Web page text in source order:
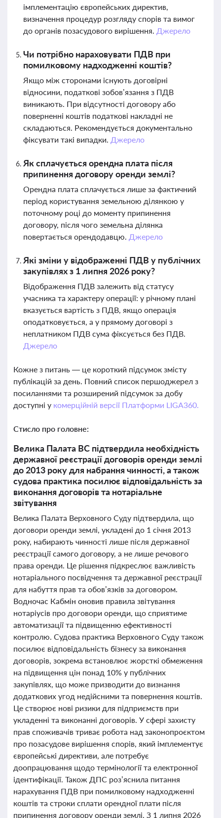
імплементацію європейських директив,
визначення процедур розгляду спорів та вимог
до органів позасудового вирішення. Джерело
Чи потрібно нараховувати ПДВ при
помилковому надходженні коштів?
Якщо між сторонами існують договірні
відносини, податкові зобов’язання з ПДВ
виникають. При відсутності договору або
поверненні коштів податкові накладні не
складаються. Рекомендується документально
фіксувати такі випадки. Джерело
Як сплачується орендна плата після
припинення договору оренди землі?
Орендна плата сплачується лише за фактичний
період користування земельною ділянкою у
поточному році до моменту припинення
договору, після чого земельна ділянка
повертається орендодавцю. Джерело
Які зміни у відображенні ПДВ у публічних
закупівлях з 1 липня 2026 року?
Відображення ПДВ залежить від статусу
учасника та характеру операції: у річному плані
вказується вартість з ПДВ, якщо операція
оподатковується, а у прямому договорі з
неплатником ПДВ сума фіксується без ПДВ.
Джерело
Кожне з питань — це короткий підсумок змісту
публікацій за день. Повний список першоджерел з
посиланнями та розширений підсумок за добу
доступні у комерційній версії Платформи LIGA360.
Стисло про головне:
Велика Палата ВС підтвердила необхідність
державної реєстрації договорів оренди землі
до 2013 року для набрання чинності, а також
судова практика посилює відповідальність за
виконання договорів та нотаріальне
звітування
Велика Палата Верховного Суду підтвердила, що
договори оренди землі, укладені до 1 січня 2013
року, набирають чинності лише після державної
реєстрації самого договору, а не лише речового
права оренди. Це рішення підкреслює важливість
нотаріального посвідчення та державної реєстрації
для набуття прав та обов’язків за договором.
Водночас Кабмін оновив правила звітування
нотаріусів про договори оренди, що сприятиме
автоматизації та підвищенню ефективності
контролю. Судова практика Верховного Суду також
посилює відповідальність бізнесу за виконання
договорів, зокрема встановлює жорсткі обмеження
на підвищення цін понад 10% у публічних
закупівлях, що може призводити до визнання
додаткових угод недійсними та повернення коштів.
Це створює нові ризики для підприємств при
укладенні та виконанні договорів. У сфері захисту
прав споживачів триває робота над законопроєктом
про позасудове вирішення спорів, який імплементує
європейські директиви, але потребує
доопрацювання щодо термінології та електронної
ідентифікації. Також ДПС роз’яснила питання
нарахування ПДВ при помилковому надходженні
коштів та строки сплати орендної плати після
припинення договору оренди землі. З 1 липня 2026